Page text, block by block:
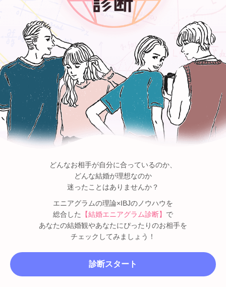
どんなお相手が自分に合っているのか、
どんな結婚が理想なのか
迷ったことはありませんか？
エニアグラムの理論×IBJのノウハウを
総合した
【結婚エニアグラム診断】 で
あなたの結婚観やあなたにぴったりのお相手を
チェックしてみましょう！
診断スタート